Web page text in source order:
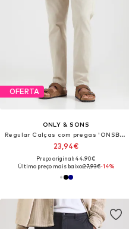
OFERTA
ONLY & SONS
Regular Calças com pregas 'ONSBOLOGNA'
23,94€
Preço original: 44,90€
Último preço mais baixo:27,93€-14%